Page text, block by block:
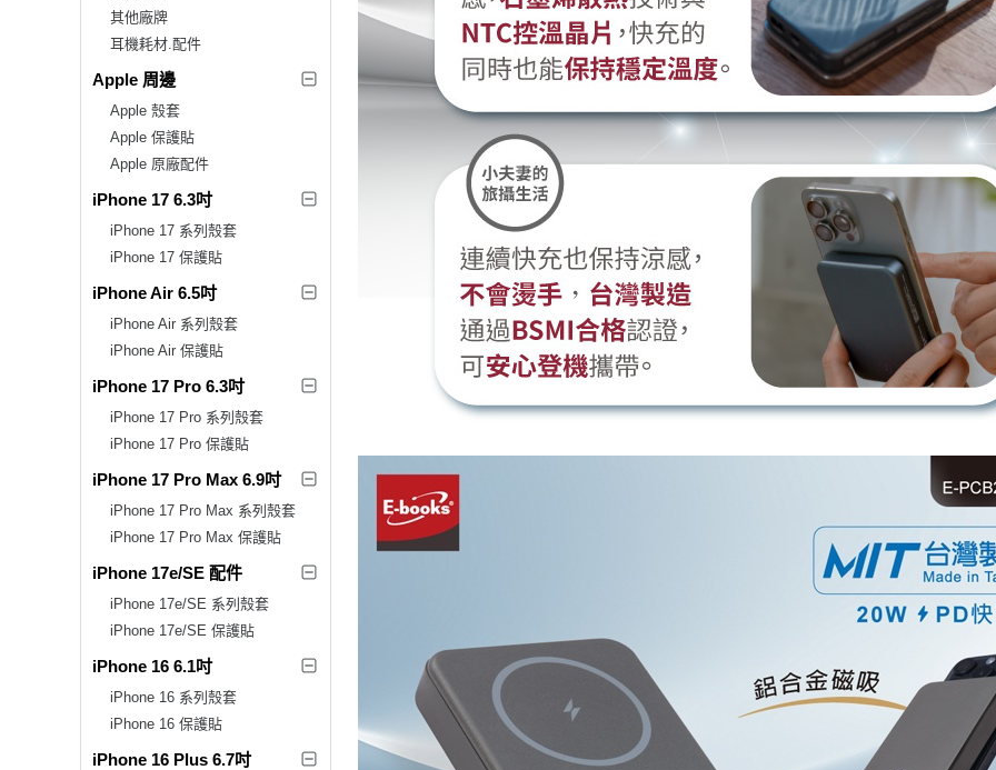
其他廠牌
耳機耗材.配件
Apple 周邊
Apple 殼套
Apple 保護貼
Apple 原廠配件
iPhone 17 6.3吋
iPhone 17 系列殼套
iPhone 17 保護貼
iPhone Air 6.5吋
iPhone Air 系列殼套
iPhone Air 保護貼
iPhone 17 Pro 6.3吋
iPhone 17 Pro 系列殼套
iPhone 17 Pro 保護貼
iPhone 17 Pro Max 6.9吋
iPhone 17 Pro Max 系列殼套
iPhone 17 Pro Max 保護貼
iPhone 17e/SE 配件
iPhone 17e/SE 系列殼套
iPhone 17e/SE 保護貼
iPhone 16 6.1吋
iPhone 16 系列殼套
iPhone 16 保護貼
iPhone 16 Plus 6.7吋